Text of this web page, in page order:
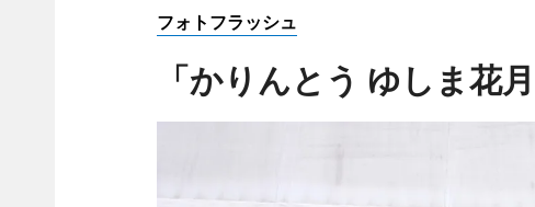
フォトフラッシュ
「かりんとう ゆしま花